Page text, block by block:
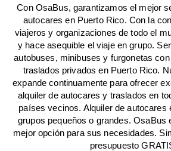
Con OsaBus, garantizamos el mejor
autocares en Puerto Rico. Con la
viajeros y organizaciones de todo el
y hace asequible el viaje en grupo.
autobuses, minibuses y furgonetas
traslados privados en Puerto Rico.
expande continuamente para ofrecer
alquiler de autocares y traslados en
países vecinos. Alquiler de autocares
grupos pequeños o grandes. OsaBus
mejor opción para sus necesidades.
presupuesto